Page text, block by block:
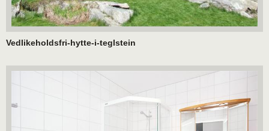
Vedlikeholdsfri-hytte-i-teglstein